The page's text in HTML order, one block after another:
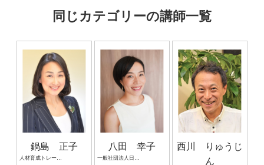
同じカテゴリーの講師一覧
鍋島 正子
人材育成トレーナー 研修講師 合同会社エムジョイワークス 代表社員
八田 幸子
一般社団法人日本声ヨガ協会 代表理事 健康経営アドバイザー マインドフルネス瞑想講師
西川 りゅうじ
ん